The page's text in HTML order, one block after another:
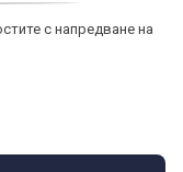
с напредване на